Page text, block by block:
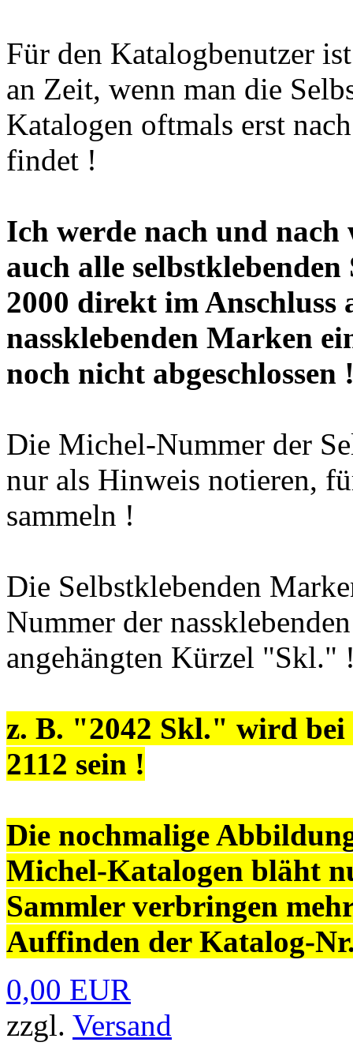
Für den Katalogbenutzer
an Zeit, wenn man die
Katalogen oftmals erst
findet !
Ich werde nach und nach
auch alle
2000 direkt im Anschluss
nassklebenden Marken
noch nicht abgeschlossen
Die Michel-Nummer der
nur als Hinweis notieren,
sammeln !
Die Selbstklebenden
Nummer der
angehängten Kürzel "Skl."
z. B. "2042 Skl." wird
2112 sein !
Die nochmalige
Michel-Katalogen bläht
Sammler verbringen
Auffinden der Katalog-
0,00 EUR
zzgl. Versand